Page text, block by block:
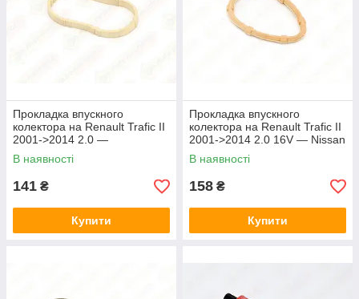
Прокладка впускного
колектора на Renault Trafic II
2001->2014 2.0 —
ElringKlinger - EL372651
В наявності
141 ₴
Купити
Прокладка впускного
колектора на Renault Trafic II
2001->2014 2.0 16V — Nissan
(Оригінал) - 14038-00QAA
В наявності
158 ₴
Купити